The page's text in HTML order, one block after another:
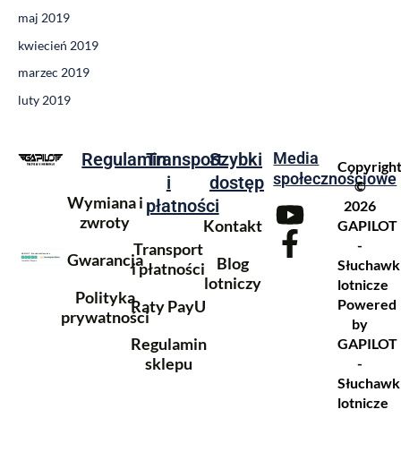
maj 2019
kwiecień 2019
marzec 2019
luty 2019
GAPILOT - Słuchawki lotnicze
Co mówią nasi Klienci
Ocena 4.94(198 opinii)
Regulamin
Wymiana i
zwroty
Gwarancja
Polityka
prywatności
Transport
i
płatności
Transport
i płatności
Raty PayU
Regulamin
sklepu
Szybki
dostęp
Kontakt
Blog
lotniczy
Media
społecznościowe
Copyright
©
2026
GAPILOT
-
lotnicze
Powered
by
GAPILOT
-
lotnicze